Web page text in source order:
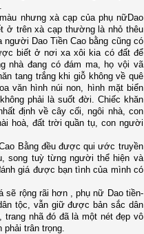
nhưng xà cạp của phụ nữDao
ở trên xà cạp thường là nhỏ thêu
Dao Tiền Cao bằng cũng có
biết ở nơi xa xôi kia có đất để
nhà đang có đám ma, họ vội vã
tang trắng khi giỗ không về quê
văn hình núi non, hình mặt biển
phải là suốt đời. Chiếc khăn
định về cây cối, ngôi nhà, con
hoà, đất trời quần tụ, con người
Bằng đều được qui ước truyền
song tuỳ từng người thể hiện và
giá được bạn tình của mình có
sẽ rộng rãi hơn , phụ nữ Dao tiền-
tộc, vẫn giữ được bản sắc dân
nhã đó đã là một nét đẹp vô
trân trọng.